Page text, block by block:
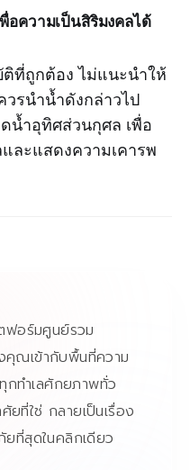
อความเป็นสิริมงคลได้
ที่ถูกต้อง ไม่แนะนำให้
รนำน้ำดังกล่าวไป
น้ำอุทิศส่วนกุศล เพื่อ
ละแสดงความเคารพ
ฟอร์มศูนย์รวม
คุณเข้ากับพื้นที่ความ
กทำเลศักยภาพทั่ว
ยที่ใช่ กลายเป็นเรื่อง
ที่สุดในคลิกเดียว